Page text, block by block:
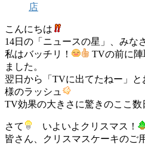
店
こんにちは
14日の「ニュースの星」、みな
私はバッチリ！
TVの前に
ました。
翌日から「TVに出てたねー」
様のラッシュ
TV効果の大きさに驚きのここ数
さて いよいよクリスマス！
皆さん、クリスマスケーキのご